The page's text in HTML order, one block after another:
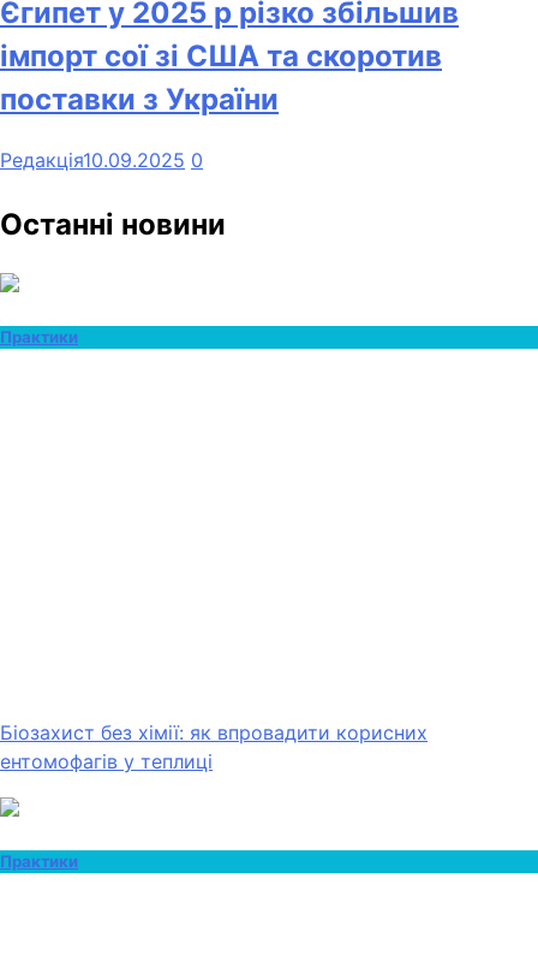
Єгипет у 2025 р різко збільшив
імпорт сої зі США та скоротив
поставки з України
Редакція10.09.2025 0
Останні новини
Практики
Біозахист без хімії: як впровадити корисних
ентомофагів у теплиці
Практики